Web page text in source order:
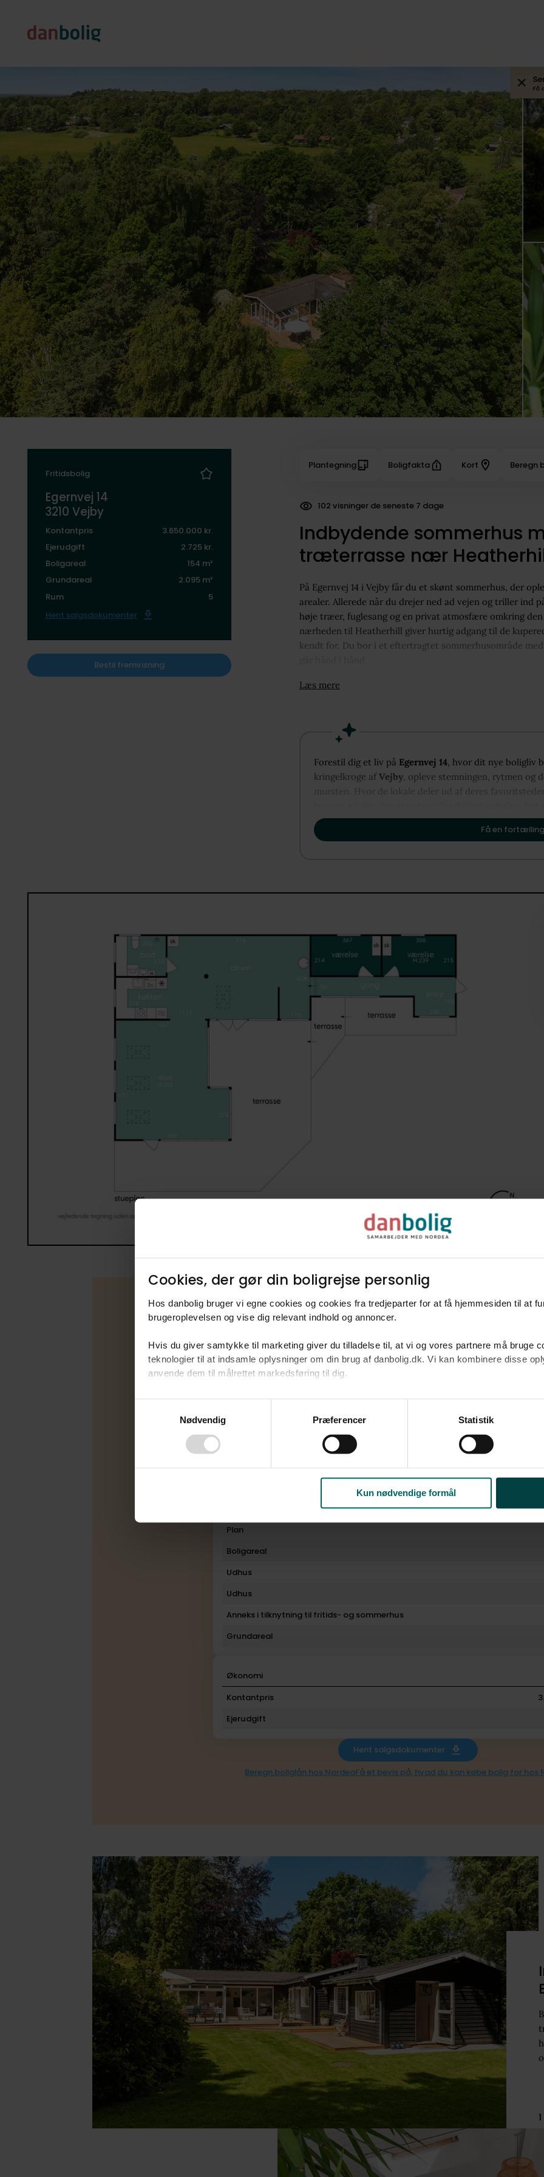
Cookies, der gør din boligrejse personlig​
Hos danbolig bruger vi egne cookies og cookies fra tredjeparter for at få hjemmesiden til at
brugeroplevelsen og vise dig relevant indhold og annoncer.​
Hvis du giver samtykke til marketing giver du tilladelse til, at vi og vores partnere må bruge
teknologier til at indsamle oplysninger om din brug af danbolig.dk. Vi kan kombinere disse
anvende dem til målrettet markedsføring til dig.​
Ved at klikke på ”OK” giver du samtykke til alle formål. Du kan til enhver tid læse mere om
tilbagekalde dit samtykke ved at følge linket til vores
. Oplysninger om
Nødvendig Præferencer Statistik
Kun nødvendige formål
Få
Fritidsbolig
Egernvej 14
3210 Vejby
Kontantpris
3.650.000 kr.
Ejerudgift
2.725 kr.
Boligareal
154 m²
Grundareal
2.095 m²
Rum
5
Hent salgsdokumenter
Bestil fremvisning
Plantegning Boligfakta Kort Beregn
102 visninger de seneste 7 dage
80 dokumenter downloadet
Indbydende sommerhus
træterrasse nær
På Egernvej 14 i Vejby får du et skønt sommerhus, der
arealer. Allerede når du drejer ned ad vejen og triller ind
høje træer, fuglesang og en privat atmosfære omkring
nærheden til Heatherhill giver hurtig adgang til de
kendt for. Du bor i et eftertragtet sommerhusområde
forbindelse til haven, som hele tiden er en del af
perfekte rammer for afslapning, samvær og lange
tilbagetrukket og fremstår behagelige og afslappede,
Ejendommen får en helt særlig kvalitet gennem det
traditionelt anneks, men et kvalitetsbyggeri der
flere anvendelsesmuligheder. Som en ekstra luksus
Haven er stor, grøn og frodig med store træer, buske og
omkringliggende naturarealer giver en tydelig følelse af
forstærker roen og idyllen. Den store sydvendte terrasse
omdrejningspunkt for udelivet – fra stille morgener med
eftermiddage i læ for vinden.
oplagt for dig, der søger et naturnært fristed med høj
venner gennem mange år.
Læs mere
Forestil dig et liv på Egernvej 14, hvor dit nye boligliv
kringelkroge afVejby, opleve stemningen, rytmen og
mursten. Hvor de lokale deler ud af deres
vise dig, hvordan Vejby kan danne rammen om dit
Få en
Type
Varmekilde
Plan
Boligareal
Udhus
Udhus
Anneks i tilknytning til fritids- og sommerhus
Grundareal
Økonomi
Kontantpris
Ejerudgift
Hent salgsdokumenter
Beregn boliglån hos NordeaFå et bevis på, hvad du kan købe bolig for hos